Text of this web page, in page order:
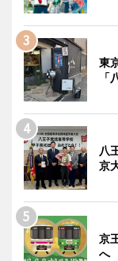
東
八
京
京
へ